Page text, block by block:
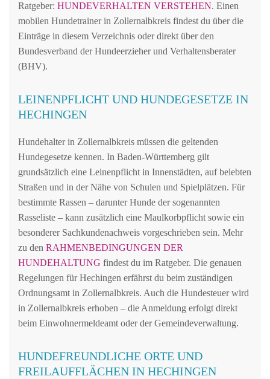
Ratgeber: HUNDEVERHALTEN VERSTEHEN. Einen
mobilen Hundetrainer in Zollernalbkreis findest du über die
Einträge in diesem Verzeichnis oder direkt über den
Bundesverband der Hundeerzieher und Verhaltensberater
(BHV).
LEINENPFLICHT UND HUNDEGESETZE IN
HECHINGEN
Hundehalter in Zollernalbkreis müssen die geltenden
Hundegesetze kennen. In Baden-Württemberg gilt
grundsätzlich eine Leinenpflicht in Innenstädten, auf belebten
Straßen und in der Nähe von Schulen und Spielplätzen. Für
bestimmte Rassen – darunter Hunde der sogenannten
Rasseliste – kann zusätzlich eine Maulkorbpflicht sowie ein
besonderer Sachkundenachweis vorgeschrieben sein. Mehr
zu den RAHMENBEDINGUNGEN DER
HUNDEHALTUNG findest du im Ratgeber. Die genauen
Regelungen für Hechingen erfährst du beim zuständigen
Ordnungsamt in Zollernalbkreis. Auch die Hundesteuer wird
in Zollernalbkreis erhoben – die Anmeldung erfolgt direkt
beim Einwohnermeldeamt oder der Gemeindeverwaltung.
HUNDEFREUNDLICHE ORTE UND
FREILAUFFLÄCHEN IN HECHINGEN